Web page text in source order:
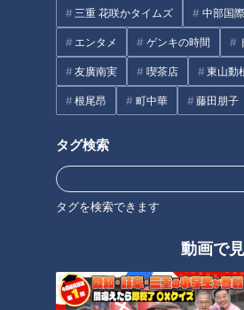
三重 花咲かタイムズ 中部国
エンタメ ゲンキの時間
友廣南実 喫茶店 東山動
根尾昂 町中華 藤田朋子
タグ検索
タグを検索できます
動画で
オススメ関連コンテンツ
聞こえの悪さと付き合う方法
リスク